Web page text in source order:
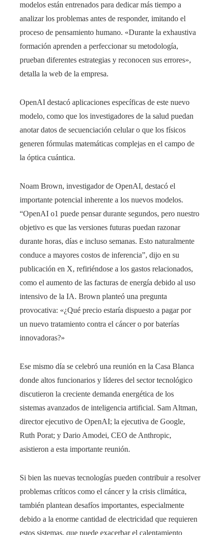
modelos están entrenados para dedicar más tiempo a
analizar los problemas antes de responder, imitando el
proceso de pensamiento humano. «Durante la exhaustiva
formación aprenden a perfeccionar su metodología,
prueban diferentes estrategias y reconocen sus errores»,
detalla la web de la empresa.
OpenAI destacó aplicaciones específicas de este nuevo
modelo, como que los investigadores de la salud puedan
anotar datos de secuenciación celular o que los físicos
generen fórmulas matemáticas complejas en el campo de
la óptica cuántica.
Noam Brown, investigador de OpenAI, destacó el
importante potencial inherente a los nuevos modelos.
“OpenAI o1 puede pensar durante segundos, pero nuestro
objetivo es que las versiones futuras puedan razonar
durante horas, días e incluso semanas. Esto naturalmente
conduce a mayores costos de inferencia”, dijo en su
publicación en X, refiriéndose a los gastos relacionados,
como el aumento de las facturas de energía debido al uso
intensivo de la IA. Brown planteó una pregunta
provocativa: «¿Qué precio estaría dispuesto a pagar por
un nuevo tratamiento contra el cáncer o por baterías
innovadoras?»
Ese mismo día se celebró una reunión en la Casa Blanca
donde altos funcionarios y líderes del sector tecnológico
discutieron la creciente demanda energética de los
sistemas avanzados de inteligencia artificial. Sam Altman,
director ejecutivo de OpenAI; la ejecutiva de Google,
Ruth Porat; y Dario Amodei, CEO de Anthropic,
asistieron a esta importante reunión.
Si bien las nuevas tecnologías pueden contribuir a resolver
problemas críticos como el cáncer y la crisis climática,
también plantean desafíos importantes, especialmente
debido a la enorme cantidad de electricidad que requieren
estos sistemas, que puede exacerbar el calentamiento